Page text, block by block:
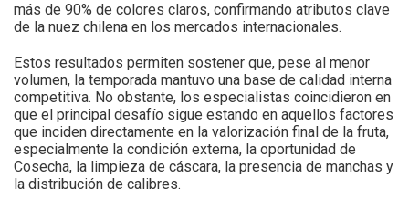
más de 90% de colores claros, confirmando atributos clave
de la nuez chilena en los mercados internacionales.
Estos resultados permiten sostener que, pese al menor
volumen, la temporada mantuvo una base de calidad interna
competitiva. No obstante, los especialistas coincidieron en
que el principal desafío sigue estando en aquellos factores
que inciden directamente en la valorización final de la fruta,
especialmente la condición externa, la oportunidad de
Cosecha, la limpieza de cáscara, la presencia de manchas y
la distribución de calibres.